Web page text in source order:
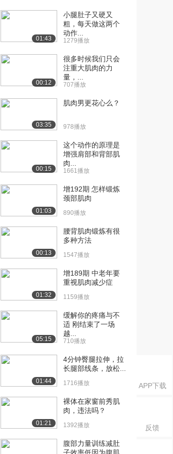
APP下载
反馈
2.0万播放
[11] 为什么生产设备上的
2.2万播放
[11] 人类如何获得永生？
3.2万播放
[12] 737 MAX是如何成为
03:31
[13] 世界上最大的基础设
08:13
[14] 为什么禁止使用这些
12:10
[15] 免疫细胞克服的人类
障碍
02:46
[16] 发动机点火动画
3.0万播放
[16] 阿姆斯特丹和如今ISS
1.9万播放
[17] 苹果和三星是如何成
2.0万播放
[18] 宏观经济学和经济体
系
3.5万播放
[19] 宇航员如何进行最坏
情况下的太空行走...
1.3万播放
01:43
小腿肚子又硬又
粗，每天做这两个
动作...
1279播放
00:12
很多时候我们只会
注重大肌肉的力
量，...
707播放
03:35
肌肉男更花心么？
978播放
00:15
这个动作的原理是
增强肩部和背部肌
肉...
1661播放
01:03
增192期 怎样锻炼
颈部肌肉
890播放
00:13
腰背肌肉锻炼有很
多种方法
1547播放
01:32
增189期 中老年要
重视肌肉减少症
1159播放
05:15
缓解你的疼痛与不
适 刚结束了一场
越...
710播放
01:44
4分钟臀腿拉伸，拉
长腿部线条，放松...
1716播放
01:21
裸体在家窗前秀肌
肉，违法吗？
1392播放
腹部力量训练减肚